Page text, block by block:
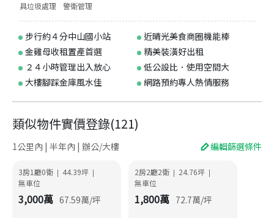
具垃圾處理 警衛管理
步行約４分中山國小站
近晴光美食商圈機能棒
金雞母收租置產首選
精美裝潢好出租
２４小時管理出入放心
低公設比．使用空間大
大樓腳踩金庫風水佳
網路預約專人熱情服務
類似物件實價登錄(121)
1公里內 | 半年內 | 辦公/大樓 編輯篩選條件
3房1廳0衛 | 44.39坪 |
無車位
3,000萬 67.59萬/坪
2房2廳2衛 | 24.76坪 |
無車位
1,800萬 72.7萬/坪